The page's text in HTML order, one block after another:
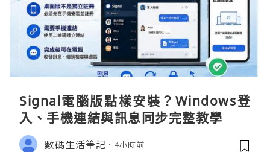
Signal電腦版點樣安裝？Windows登
入、手機連結與訊息同步完整教學
數碼生活筆記 4小時前